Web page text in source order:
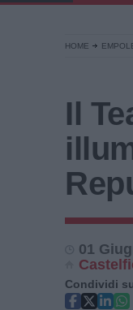
HOME
Il
01
Condividi